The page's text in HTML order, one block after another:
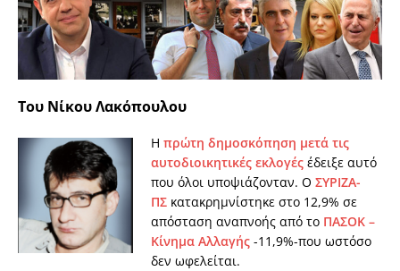
Του Νίκου Λακόπουλου
Η πρώτη δημοσκόπηση μετά τις
αυτοδιοικητικές εκλογές έδειξε αυτό
που όλοι υποψιάζονταν. Ο ΣΥΡΙΖΑ-
ΠΣ κατακρημνίστηκε στο 12,9% σε
απόσταση αναπνοής από το ΠΑΣΟΚ –
Κίνημα Αλλαγής -11,9%-που ωστόσο
δεν ωφελείται.